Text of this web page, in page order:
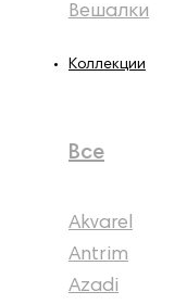
Вешалки
Коллекции
Все
Akvarel
Antrim
Azadi